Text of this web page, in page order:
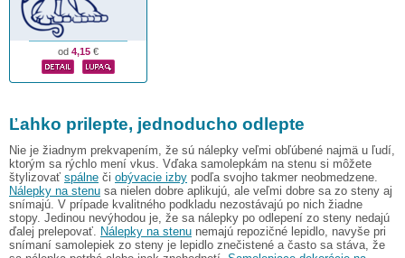
od 4,15 €
Ľahko prilepte, jednoducho odlepte
Nie je žiadnym prekvapením, že sú nálepky veľmi obľúbené najmä u ľudí,
ktorým sa rýchlo mení vkus. Vďaka samolepkám na stenu si môžete
štylizovať spálne či obývacie izby podľa svojho takmer neobmedzene.
Nálepky na stenu sa nielen dobre aplikujú, ale veľmi dobre sa zo steny aj
snímajú. V prípade kvalitného podkladu nezostávajú po nich žiadne
stopy. Jedinou nevýhodou je, že sa nálepky po odlepení zo steny nedajú
ďalej prelepovať.
Nálepky na stenu nemajú repozičné lepidlo, navyše pri
snímaní samolepiek zo steny je lepidlo znečistené a často sa stáva, že